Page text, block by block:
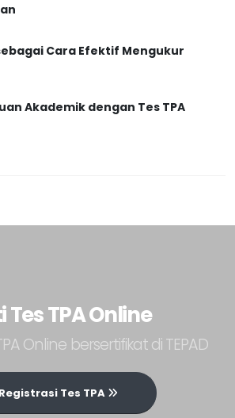
Cara Efektif Mengukur
Akademik dengan Tes TPA
Tes TPA Online
Online bersertifikat di TEPAD
Registrasi Tes TPA